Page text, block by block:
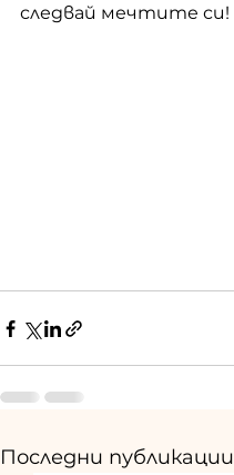
следвай мечтите си!
Последни публикации